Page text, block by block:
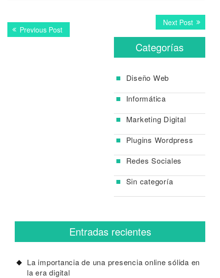
Navegación
dePrevious PostPrevious
post:
Next PostNext
post:
Categorías
Diseño Web
Informática
Marketing Digital
Plugins Wordpress
Redes Sociales
Sin categoría
Entradas recientes
La importancia de una presencia online sólida en
la era digital